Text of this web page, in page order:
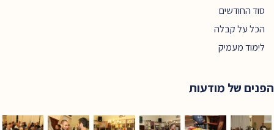
סוד החודשים
הכל על קבלה
לימוד מעמיק
הפנים של מודעות